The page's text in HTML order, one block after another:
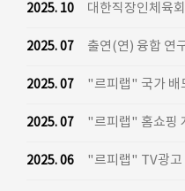
2025. 10 대한직장인체육
2025. 07 출연(연) 융합 연
2025. 07 "르피랩" 국가 배
2025. 07 "르피랩" 홈쇼핑
2025. 06 "르피랩" TV광